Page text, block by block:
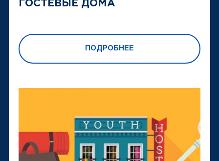
ГОСТЕВЫЕ ДОМА
ПОДРОБНЕЕ